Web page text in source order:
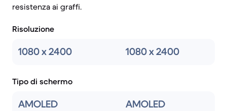
resistenza ai graffi.
Risoluzione
1080 x 2400 1080 x 2400
Tipo di schermo
AMOLED AMOLED